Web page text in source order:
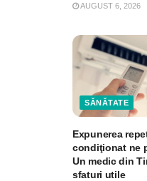
AUGUST 6, 2026
SĂNĂTATE
Expunerea
condiţionat ne
Un medic din
sfaturi utile